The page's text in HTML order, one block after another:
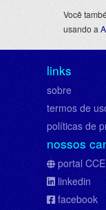
Você
usando a
links
sobre
termos de
políticas de
nossos
portal
linkedin
facebook